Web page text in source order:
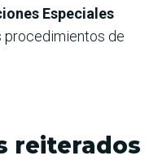
Especiales
procedimientos de
reiterados